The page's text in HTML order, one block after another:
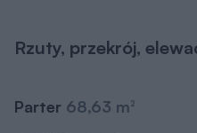
Rzuty, przekrój,
Parter 68,63 m2